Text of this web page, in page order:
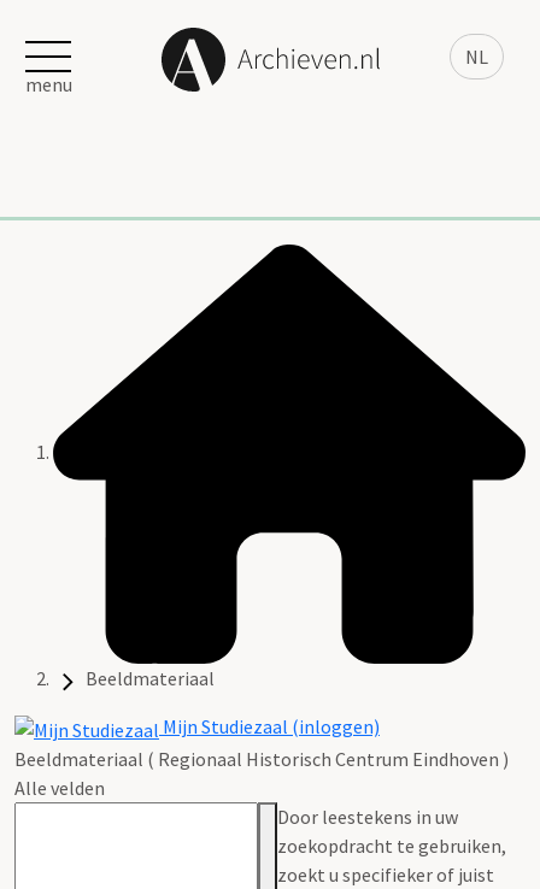
NL
menu
Beeldmateriaal
Mijn Studiezaal (inloggen)
Beeldmateriaal ( Regionaal Historisch Centrum Eindhoven )
Alle velden
Door leestekens in uw
zoekopdracht te gebruiken,
zoekt u specifieker of juist